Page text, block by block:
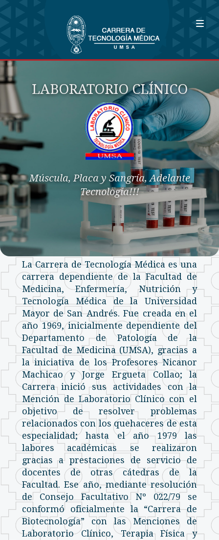
LABORATORIO CLÍNICO
Múscula, Placa y Sangría, Adelante
Tecnología!!!
La Carrera de Tecnología Médica es una
carrera dependiente de la Facultad de
Medicina, Enfermería, Nutrición y
Tecnología Médica de la Universidad
Mayor de San Andrés. Fue creada en el
año 1969, inicialmente dependiente del
Departamento de Patología de la
Facultad de Medicina (UMSA), gracias a
la iniciativa de los Profesores Nicanor
Machicao y Jorge Ergueta Collao; la
Carrera inició sus actividades con la
Mención de Laboratorio Clínico con el
objetivo de resolver problemas
relacionados con los quehaceres de esta
especialidad; hasta el año 1979 las
labores académicas se realizaron
gracias a prestaciones de servicio de
docentes de otras cátedras de la
Facultad. Ese año, mediante resolución
de Consejo Facultativo Nº 022/79 se
conformó oficialmente la “Carrera de
Biotecnología” con las Menciones de
Laboratorio Clínico, Terapia Física y